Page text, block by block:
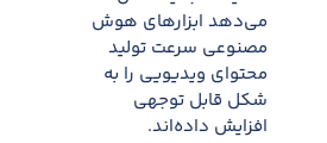
می‌دهد ابزارهای هوش
مصنوعی سرعت تولید
محتوای ویدیویی را به
شکل قابل توجهی
افزایش داده‌اند.